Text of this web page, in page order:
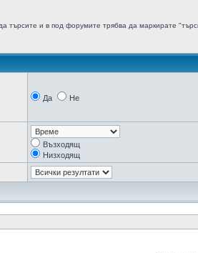
и в под форумите трябва да маркирате
Да Не
Възходящ
Низходящ